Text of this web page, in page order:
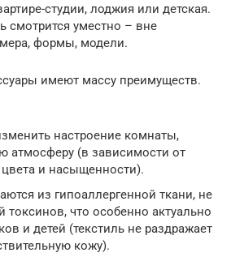
студии, лоджия или детская.
смотрится уместно – вне
формы, модели.
имеют массу преимуществ.
настроение комнаты,
атмосферу (в зависимости от
и насыщенности).
из гипоаллергенной ткани, не
что особенно актуально
и детей (текстиль не раздражает
кожу).